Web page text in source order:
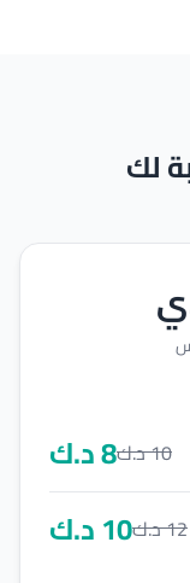
لك
10د.ك8د.ك
12د.ك10د.ك